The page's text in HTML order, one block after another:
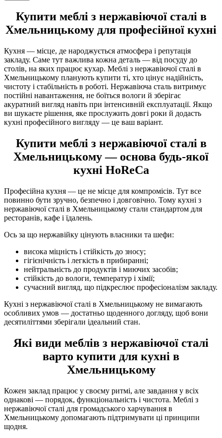
Купити меблі з нержавіючої сталі в
Хмельницькому для професійної кухні
Кухня — місце, де народжується атмосфера і репутація
закладу. Саме тут важлива кожна деталь — від посуду до
столів, на яких працює кухар. Меблі з нержавіючої сталі в
Хмельницькому планують купити ті, хто цінує надійність,
чистоту і стабільність в роботі. Нержавіюча сталь витримує
постійні навантаження, не боїться вологи й зберігає
акуратний вигляд навіть при інтенсивній експлуатації. Якщо
ви шукаєте рішення, яке прослужить довгі роки й додасть
кухні професійного вигляду — це ваш варіант.
Купити меблі з нержавіючої сталі в
Хмельницькому — основа будь-якої
кухні HoReCa
Професійна кухня — це не місце для компромісів. Тут все
повинно бути зручно, безпечно і довговічно. Тому кухні з
нержавіючої сталі в Хмельницькому стали стандартом для
ресторанів, кафе і їдалень.
Ось за що нержавійку цінують власники та шефи:
висока міцність і стійкість до зносу;
гігієнічність і легкість в прибиранні;
нейтральність до продуктів і миючих засобів;
стійкість до вологи, температур і хімії;
сучасний вигляд, що підкреслює професіоналізм закладу.
Кухні з нержавіючої сталі в Хмельницькому не вимагають
особливих умов — достатньо щоденного догляду, щоб вони
десятиліттями зберігали ідеальний стан.
Які види меблів з нержавіючої сталі
варто купити для кухні в
Хмельницькому
Кожен заклад працює у своєму ритмі, але завдання у всіх
однакові — порядок, функціональність і чистота. Меблі з
нержавіючої сталі для громадського харчування в
Хмельницькому допомагають підтримувати ці принципи
щодня.